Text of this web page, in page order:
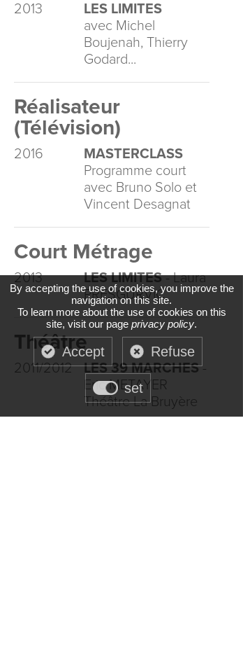
2013
LES LIMITES
avec Michel
Boujenah, Thierry
Godard...
Réalisateur
(Télévision)
2016
MASTERCLASS
Programme court
avec Bruno Solo et
Vincent Desagnat
Court Métrage
2013 LES LIMITES- Laura
PRESGURVIC
Théâtre
2011/2012 LES 39 MARCHES-
Eric METAYER
Théâtre La Bruyère
By accepting the use of cookies, you improve the
navigation on this site.
To learn more about the use of cookies on this
site, visit our page privacy policy.
Accept Refuse
set